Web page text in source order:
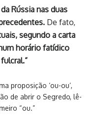
Rússia nas duas
De fato,
segundo a carta
horário fatídico
proposição ‘ou-ou’,
de abrir o Segredo, lê-
“ou.”